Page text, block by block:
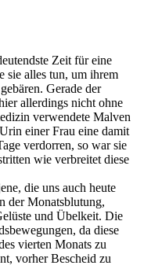
Zeit für eine
sie alles tun, um ihrem
Gerade der
allerdings nicht ohne
verwendete Malven
einer Frau eine damit
verdorren, so war sie
wie verbreitet diese
die uns auch heute
der Monatsblutung,
und Übelkeit. Die
da diese
vierten Monats zu
vorher Bescheid zu